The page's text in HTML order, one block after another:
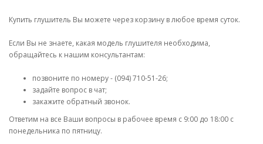
Купить глушитель Вы можете через корзину в любое время суток.
Если Вы не знаете, какая модель глушителя необходима,
обращайтесь к нашим консультантам:
позвоните по номеру - (094) 710-51-26;
задайте вопрос в чат;
закажите обратный звонок.
Ответим на все Ваши вопросы в рабочее время с 9:00 до 18:00 с
понедельника по пятницу.